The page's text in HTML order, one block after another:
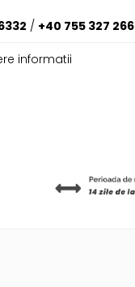
/ +40 755 327 266
informatii